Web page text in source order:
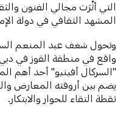
التي أثْرَت مجالي الفنون
المشهد الثقافي في دولة
وتحول شغف عبد المنعم
"السركال أفينيو" أحد أهم
يضم بين أروقته المعارض
نقطة التقاء للحوار والابتكار.